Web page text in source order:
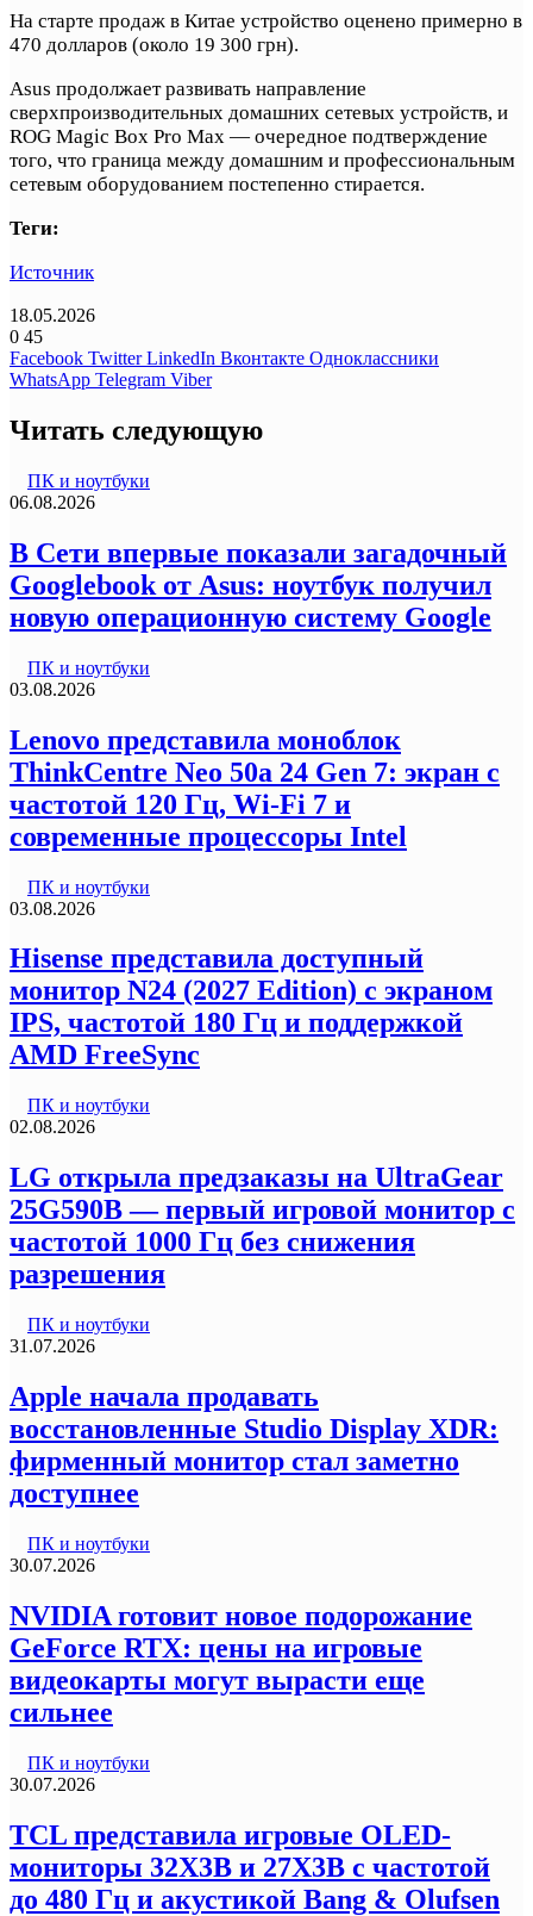
На старте продаж в Китае устройство оценено примерно в
470 долларов (около 19 300 грн).
Asus продолжает развивать направление
сверхпроизводительных домашних сетевых устройств, и
ROG Magic Box Pro Max — очередное подтверждение
того, что граница между домашним и профессиональным
сетевым оборудованием постепенно стирается.
Теги:
Источник
18.05.2026
0 45
Facebook Twitter LinkedIn Вконтакте Одноклассники
WhatsApp Telegram Viber
Читать следующую
ПК и ноутбуки
06.08.2026
В Сети впервые показали загадочный
Googlebook от Asus: ноутбук получил
новую операционную систему Google
ПК и ноутбуки
03.08.2026
Lenovo представила моноблок
ThinkCentre Neo 50a 24 Gen 7: экран с
частотой 120 Гц, Wi-Fi 7 и
современные процессоры Intel
ПК и ноутбуки
03.08.2026
Hisense представила доступный
монитор N24 (2027 Edition) с экраном
IPS, частотой 180 Гц и поддержкой
AMD FreeSync
ПК и ноутбуки
02.08.2026
LG открыла предзаказы на UltraGear
25G590B — первый игровой монитор с
частотой 1000 Гц без снижения
разрешения
ПК и ноутбуки
31.07.2026
Apple начала продавать
восстановленные Studio Display XDR:
фирменный монитор стал заметно
доступнее
ПК и ноутбуки
30.07.2026
NVIDIA готовит новое подорожание
GeForce RTX: цены на игровые
видеокарты могут вырасти еще
сильнее
ПК и ноутбуки
30.07.2026
TCL представила игровые OLED-
мониторы 32X3B и 27X3B с частотой
до 480 Гц и акустикой Bang & Olufsen